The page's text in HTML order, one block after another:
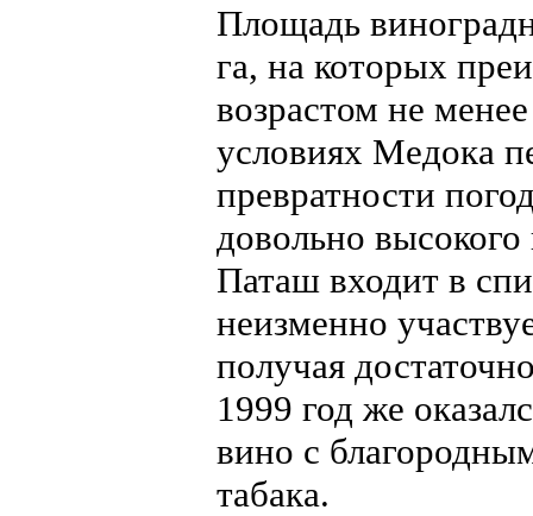
Площадь
га, на которых
возрастом не
условиях Медока
превратности
довольно
Паташ входит в
неизменно
получая
1999 год же
вино с
табака.